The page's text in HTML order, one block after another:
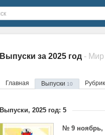
Выпуски за 2025 год -
Главная Выпуски 10
Выпуски, 2025 год: 5
№ 9 ноябрь,